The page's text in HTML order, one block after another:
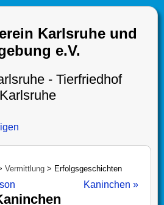
Karlsruhe und
e.V.
- Tierfriedhof
Karlsruhe
Vermittlung > Erfolgsgeschichten
Kaninchen »